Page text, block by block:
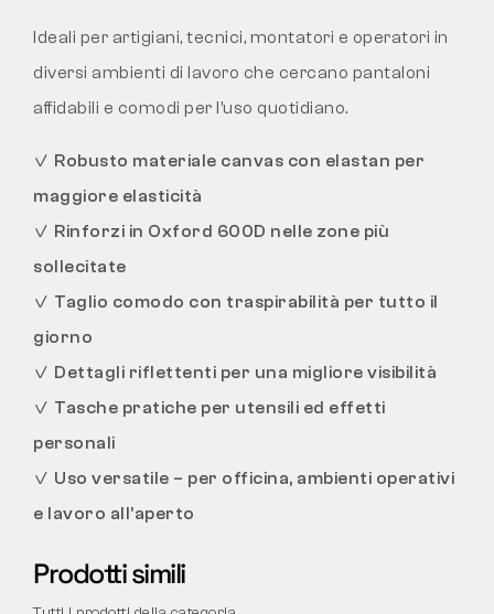
Ideali per artigiani, tecnici, montatori e operatori in
diversi ambienti di lavoro che cercano pantaloni
affidabili e comodi per l’uso quotidiano.
✓ Robusto materiale canvas con elastan per
maggiore elasticità
✓ Rinforzi in Oxford 600D nelle zone più
sollecitate
✓ Taglio comodo con traspirabilità per tutto il
giorno
✓ Dettagli riflettenti per una migliore visibilità
✓ Tasche pratiche per utensili ed effetti
personali
✓ Uso versatile – per officina, ambienti operativi
e lavoro all’aperto
Prodotti simili